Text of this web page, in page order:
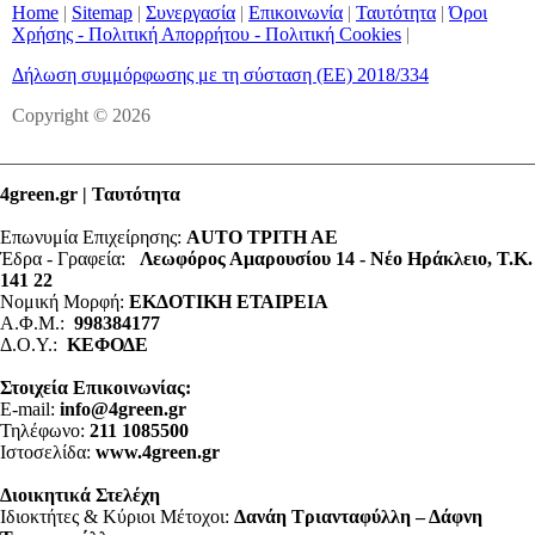
Home Sitemap Συνεργασία Επικοινωνία Ταυτότητα |Όροι
Χρήσης - Πολιτική Απορρήτου - Πολιτική Cookies
Δήλωση συμμόρφωσης με τη σύσταση (ΕΕ) 2018/334
Copyright © 2026
4green.gr | Ταυτότητα
Επωνυμία Επιχείρησης: AUTO ΤΡΙΤΗ ΑΕ
Έδρα - Γραφεία: Λεωφόρος Αμαρουσίου 14 - Νέο Ηράκλειο, Τ.Κ.
141 22
Νομική Μορφή: ΕΚΔΟΤΙΚΗ ΕΤΑΙΡΕΙΑ
Α.Φ.Μ.: 998384177
Δ.Ο.Υ.: ΚΕΦΟΔΕ
Στοιχεία Επικοινωνίας:
E-mail: info@4green.gr
Τηλέφωνο: 211 1085500
Ιστοσελίδα: www.4green.gr
Διοικητικά Στελέχη
Ιδιοκτήτες & Κύριοι Μέτοχοι: Δανάη Τριανταφύλλη – Δάφνη